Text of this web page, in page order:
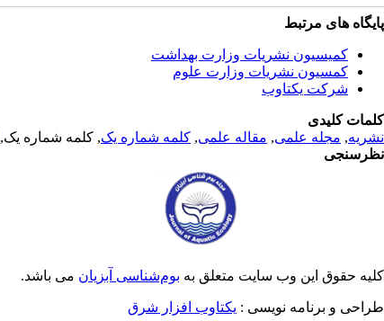
پایگاه های مرتبط
کمیسیون نشریات وزارت بهداشت
کمسیون نشریات وزارت علوم
شرکت یکتاوب
کلمات کلیدی
نشریه, مجله علمی, مقاله علمی, کلمه شماره یک, کلمه شماره یک,
نظرسنجی
کلیه حقوق این وب سایت متعلق به بوم‌شناسی آبزیان می باشد.
طراحی و برنامه نویسی : یکتاوب افزار شرق